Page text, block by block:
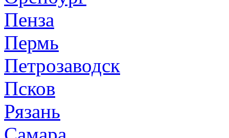
Пенза
Пермь
Петрозаводск
Псков
Рязань